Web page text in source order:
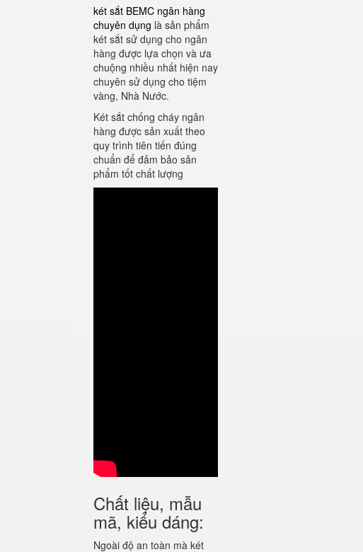
két sắt BEMC ngân hàng
chuyên dụng là sản phẩm
két sắt sử dụng cho ngân
hàng được lựa chọn và ưa
chuộng nhiều nhất hiện nay
chuyên sử dụng cho tiệm
vàng, Nhà Nước.
Két sắt chống cháy ngân
hàng được sản xuất theo
quy trình tiên tiến đúng
chuẩn để đảm bảo sản
phẩm tốt chất lượng
Chất liệu, mẫu
mã, kiểu dáng:
Ngoài độ an toàn mà két